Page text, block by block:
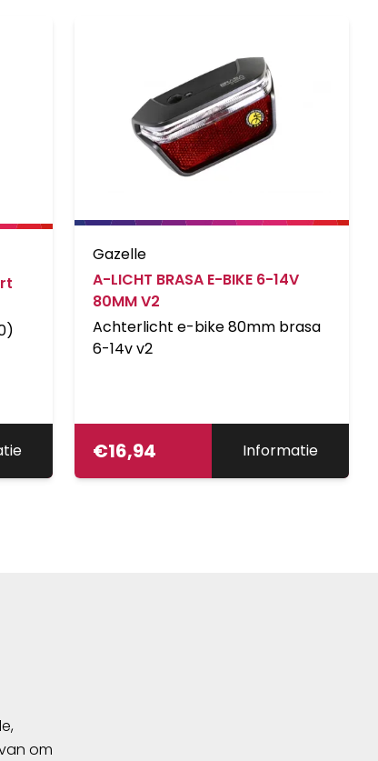
Gazelle
A-LICHT BRASA E-BIKE 6-14V
80MM V2
Achterlicht e-bike 80mm brasa
6-14v v2
€16,94 Informatie
om